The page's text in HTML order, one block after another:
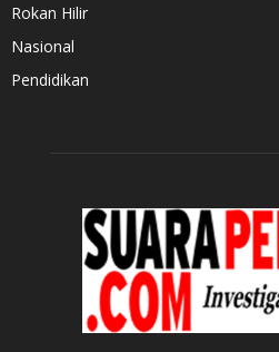
Rokan Hilir
Nasional
Pendidikan